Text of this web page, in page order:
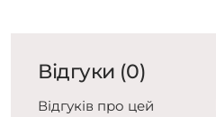
Відгуки (0)
Відгуків про цей